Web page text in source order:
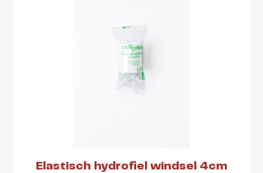
Elastisch hydrofiel windsel 4cm